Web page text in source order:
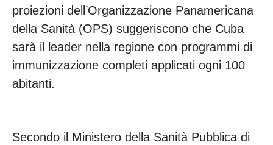
proiezioni dell’Organizzazione Panamericana
della Sanità (OPS) suggeriscono che Cuba
sarà il leader nella regione con programmi di
immunizzazione completi applicati ogni 100
abitanti.
Secondo il Ministero della Sanità Pubblica di